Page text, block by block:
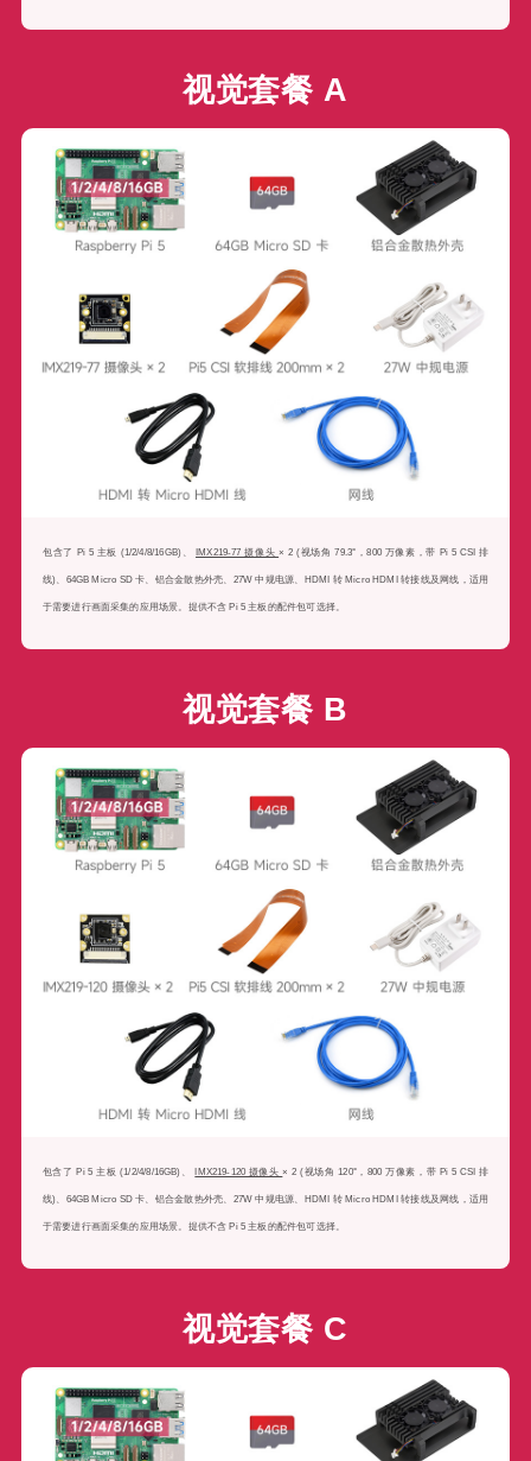
包含了 Pi 5 主板 (1/2/4/8/16GB)、IMX219-77 摄像头 × 2 (视场角 79.3°，800 万像素，带 Pi 5 CSI 排
线)、64GB Micro SD 卡、铝合金散热外壳、27W 中规电源、HDMI 转 Micro HDMI 转接线及网线，适用
视觉套餐 B
包含了 Pi 5 主板 (1/2/4/8/16GB)、IMX219-120 摄像头 × 2 (视场角 120°，800 万像素，带 Pi 5 CSI 排
线)、64GB Micro SD 卡、铝合金散热外壳、27W 中规电源、HDMI 转 Micro HDMI 转接线及网线，适用
视觉套餐 C